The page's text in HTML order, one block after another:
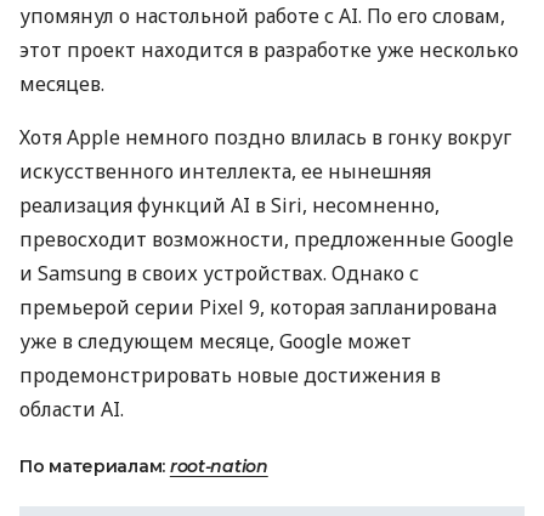
упомянул о настольной работе с AI. По его словам,
этот проект находится в разработке уже несколько
месяцев.
Хотя Apple немного поздно влилась в гонку вокруг
искусственного интеллекта, ее нынешняя
реализация функций AI в Siri, несомненно,
превосходит возможности, предложенные Google
и Samsung в своих устройствах. Однако с
премьерой серии Pixel 9, которая запланирована
уже в следующем месяце, Google может
продемонстрировать новые достижения в
области AI.
По материалам: root-nation